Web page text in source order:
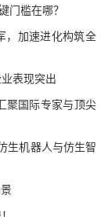
门槛在哪？
，加速进化构筑全
表现突出
聚国际专家与顶尖
生机器人与仿生智